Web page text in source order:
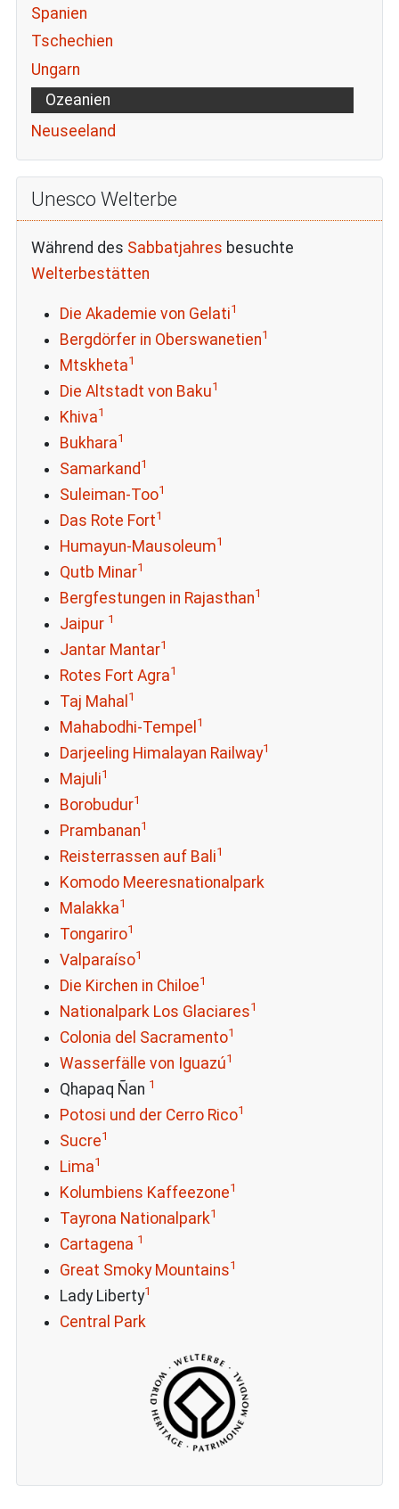
Spanien
Tschechien
Ungarn
Ozeanien
Neuseeland
Unesco Welterbe
Während des Sabbatjahres besuchte
Welterbestätten
Die Akademie von Gelati1
Bergdörfer in Oberswanetien1
Mtskheta1
Die Altstadt von Baku1
Khiva1
Bukhara1
Samarkand 1
Suleiman-Too1
Das Rote Fort1
Humayun-Mausoleum1
Qutb Minar1
Bergfestungen in Rajasthan1
Jaipur 1
Jantar Mantar1
Rotes Fort Agra1
Taj Mahal 1
Mahabodhi-Tempel 1
Darjeeling Himalayan Railway1
Majuli1
Borobudur1
Prambanan1
Reisterrassen auf Bali1
Komodo Meeresnationalpark
Malakka1
Tongariro1
Valparaíso1
Die Kirchen in Chiloe1
Nationalpark Los Glaciares1
Colonia del Sacramento1
Wasserfälle von Iguazú1
Qhapaq Ñan 1
Potosi und der Cerro Rico1
Sucre1
Lima1
Kolumbiens Kaffeezone1
Tayrona Nationalpark1
Cartagena 1
Great Smoky Mountains1
Lady Liberty1
Central Park